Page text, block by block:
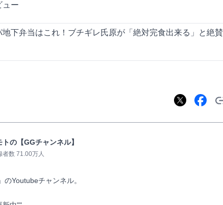
ュー
地下弁当はこれ！ブチギレ氏原が「絶対完食出来る」と絶賛
の【GGチャンネル】
者数 71.00万人
のYoutubeチャンネル。